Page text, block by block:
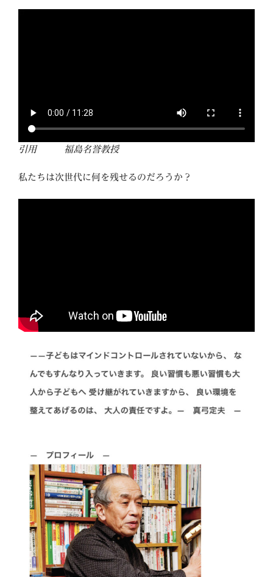
引用 福島名誉教授
私たちは次世代に何を残せるのだろうか？